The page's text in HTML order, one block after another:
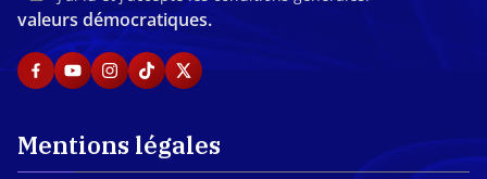
valeurs démocratiques.
Mentions légales